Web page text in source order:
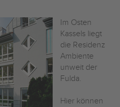
Im Osten
Kassels liegt
die Residenz
Ambiente
unweit der
Fulda.
Hier können